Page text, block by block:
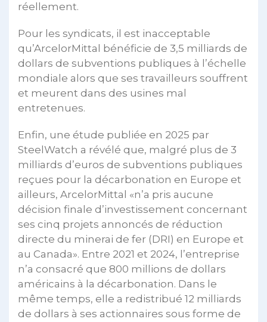
réellement.
Pour les syndicats, il est inacceptable
qu’ArcelorMittal bénéficie de 3,5 milliards de
dollars de subventions publiques à l’échelle
mondiale alors que ses travailleurs souffrent
et meurent dans des usines mal
entretenues.
Enfin, une étude publiée en 2025 par
SteelWatch a révélé que, malgré plus de 3
milliards d’euros de subventions publiques
reçues pour la décarbonation en Europe et
ailleurs, ArcelorMittal «n’a pris aucune
décision finale d’investissement concernant
ses cinq projets annoncés de réduction
directe du minerai de fer (DRI) en Europe et
au Canada». Entre 2021 et 2024, l’entreprise
n’a consacré que 800 millions de dollars
américains à la décarbonation. Dans le
même temps, elle a redistribué 12 milliards
de dollars à ses actionnaires sous forme de